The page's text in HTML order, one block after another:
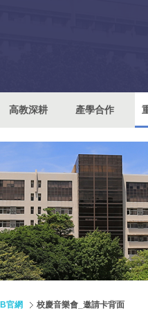
高教深耕 產學合作
官網 校慶音樂會_邀請卡背面